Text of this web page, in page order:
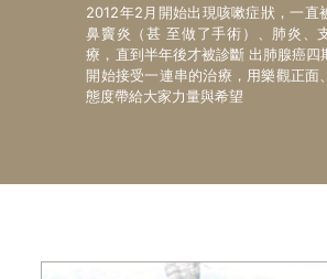
2012年2月開始出現咳嗽症狀，一直
鼻竇炎（甚 至做了手術）、肺炎、
療，直到半年後才被診斷 出肺腺癌四
開始接受一連串的治療，用樂觀正面
態度帶給大家力量與希望